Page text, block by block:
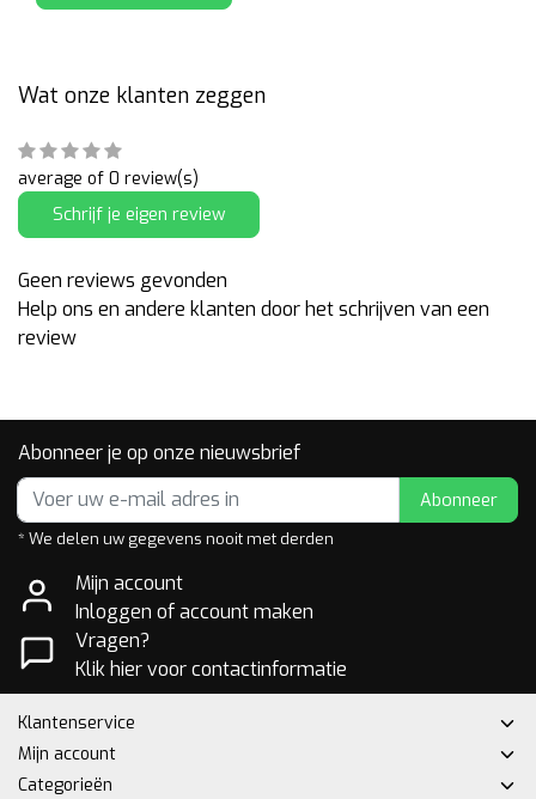
Wat onze klanten zeggen
average of 0 review(s)
Schrijf je eigen review
Geen reviews gevonden
Help ons en andere klanten door het schrijven van een
review
Abonneer je op onze nieuwsbrief
Abonneer
* We delen uw gegevens nooit met derden
Mijn account
Inloggen of account maken
Vragen?
Klik hier voor contactinformatie
Klantenservice
Mijn account
Categorieën